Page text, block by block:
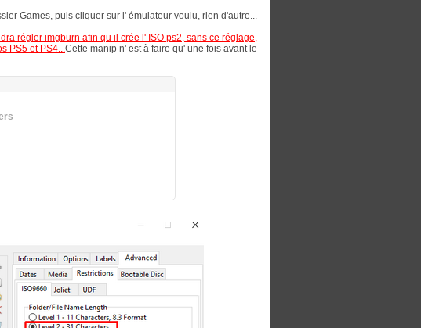
Games, puis cliquer sur l' émulateur voulu, rien d'autre...
régler imgburn afin qu il crée l' ISO ps2, sans ce réglage,
PS5 et PS4...Cette manip n' est à faire qu' une fois avant le